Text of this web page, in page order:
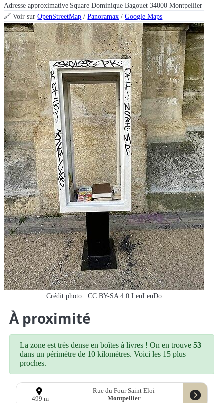
Adresse approximative Square Dominique Bagouet 34000 Montpellier
🔗 Voir surOpenStreetMap /Panoramax /Google Maps
Crédit photo : CC BY-SA 4.0 LeuLeuDo
À proximité
La zone est très dense en boîtes à livres ! On en trouve53
dans un périmètre de 10 kilomètres. Voici les 15 plus
proches.
499 m
Rue du Four Saint Eloi
Montpellier